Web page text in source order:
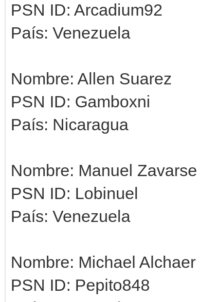
PSN ID: Arcadium92
País: Venezuela
Nombre: Allen Suarez
PSN ID: Gamboxni
País: Nicaragua
Nombre: Manuel Zavarse
PSN ID: Lobinuel
País: Venezuela
Nombre: Michael Alchaer
PSN ID: Pepito848